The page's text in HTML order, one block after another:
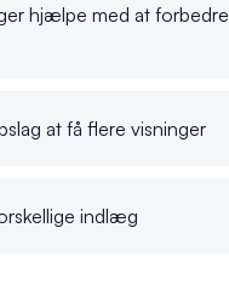
hjælpe med at
at få flere visninger
indlæg